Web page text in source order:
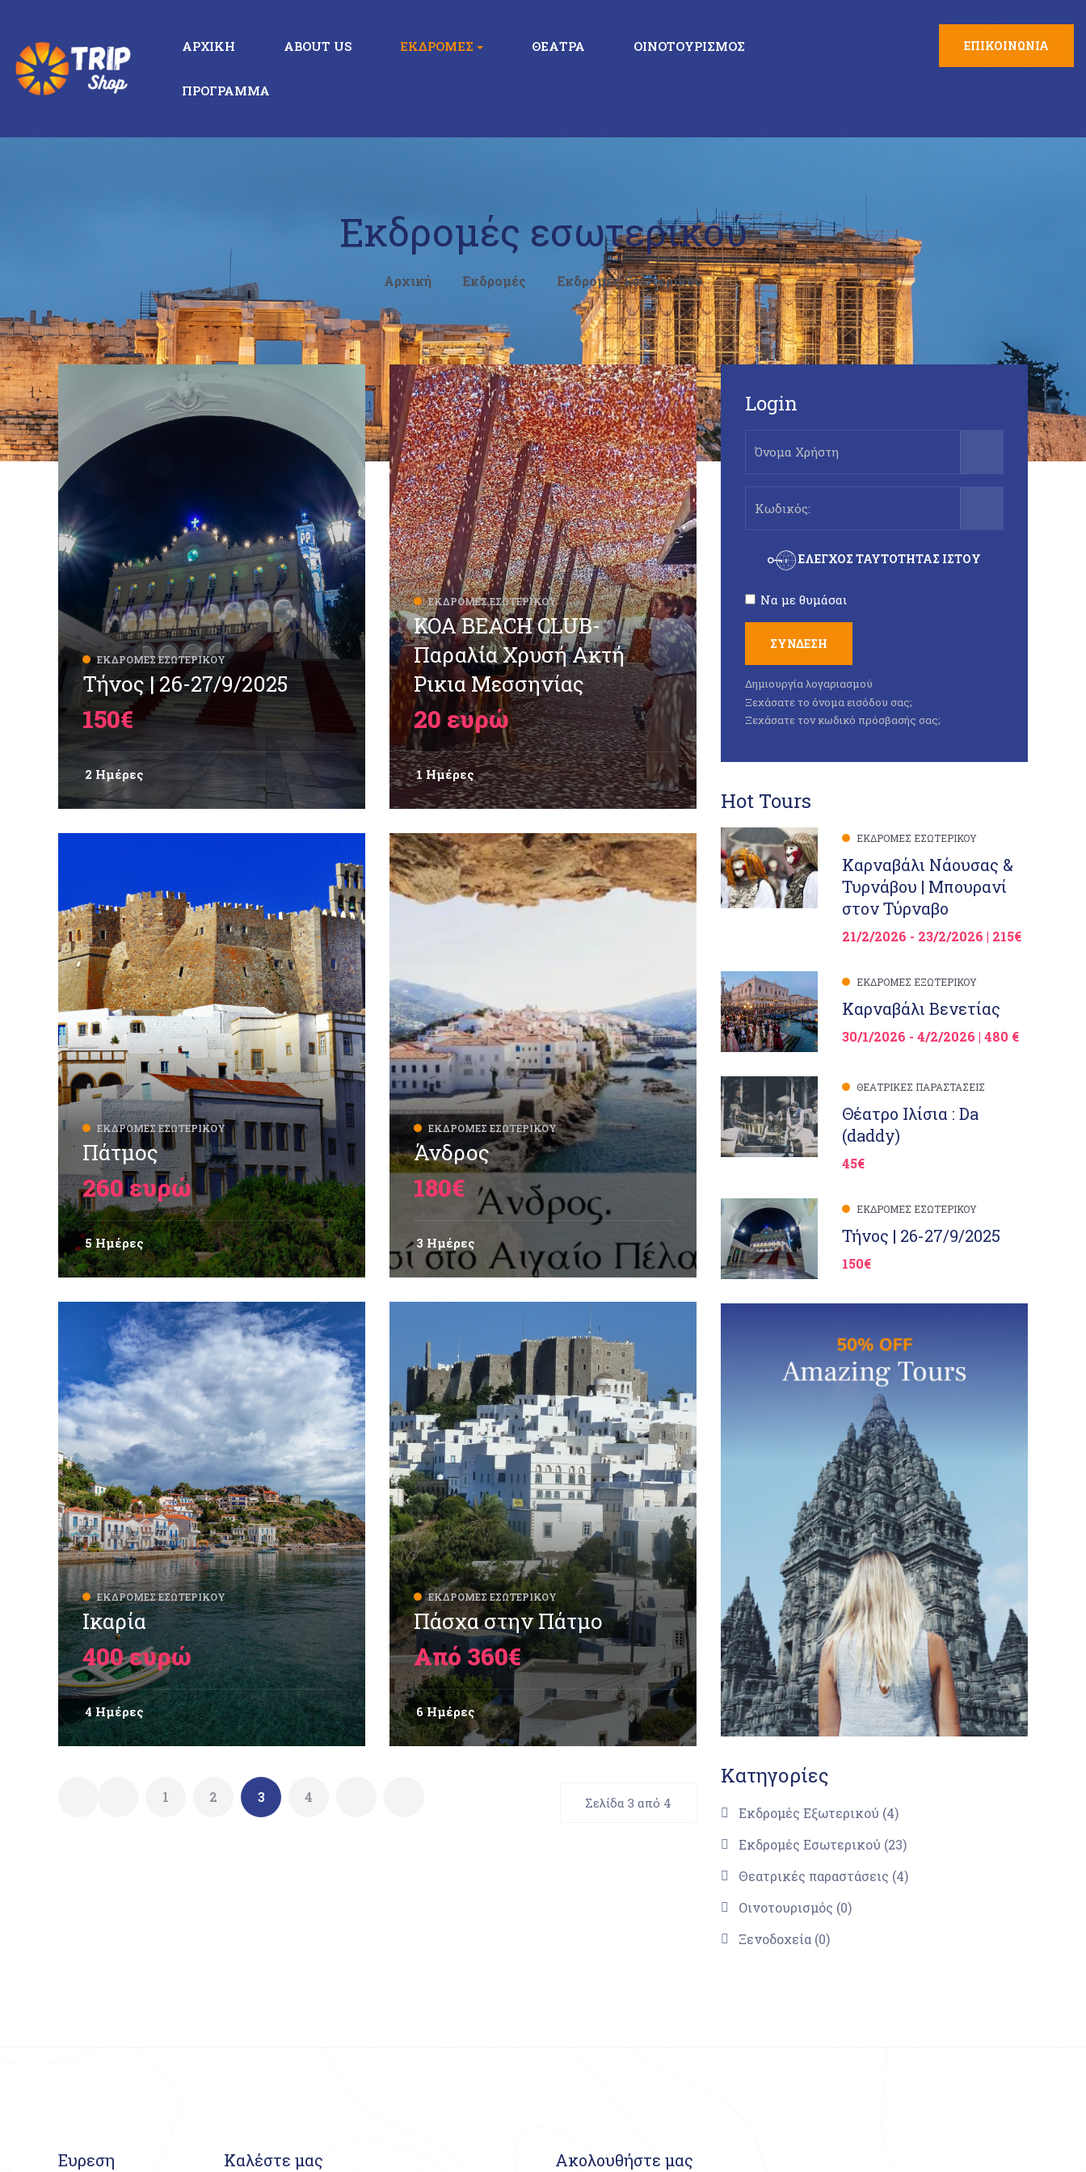
ΑΡΧΙΚΉ ABOUT US ΕΚΔΡΟΜΈΣ ΘΈΑΤΡΑ ΟΙΝΟΤΟΥΡΙΣΜΌΣ
ΠΡΌΓΡΑΜΜΑ
ΕΠΙΚΟΙΝΩΝΙΑ
Εκδρομές εσωτερικού
Αρχική Εκδρομές Εκδρομές Εσωτερικού
ΕΚΔΡΟΜΈΣ ΕΣΩΤΕΡΙΚΟΎ
Τήνος | 26-27/9/2025
150€
2 Ημέρες
ΕΚΔΡΟΜΈΣ ΕΣΩΤΕΡΙΚΟΎ
KOA BEACH CLUB-
Παραλία Χρυσή Ακτή
Ρικια Μεσσηνίας
20 ευρώ
1 Ημέρες
ΕΚΔΡΟΜΈΣ ΕΣΩΤΕΡΙΚΟΎ
Πάτμος
260 ευρώ
5 Ημέρες
ΕΚΔΡΟΜΈΣ ΕΣΩΤΕΡΙΚΟΎ
Άνδρος
180€
3 Ημέρες
ΕΚΔΡΟΜΈΣ ΕΣΩΤΕΡΙΚΟΎ
Ικαρία
400 ευρώ
4 Ημέρες
ΕΚΔΡΟΜΈΣ ΕΣΩΤΕΡΙΚΟΎ
Πάσχα στην Πάτμο
Από 360€
6 Ημέρες
Σελίδα 3 από 4
1 2 3 4
Login
Όνομα Χρήστη
ΈΛΕΓΧΟΣ ΤΑΥΤΌΤΗΤΑΣ ΙΣΤΟΎ
Να με θυμάσαι
ΣΎΝΔΕΣΗ
Δημιουργία λογαριασμού
Ξεχάσατε το όνομα εισόδου σας;
Ξεχάσατε τον κωδικό πρόσβασής σας;
Hot Tours
ΕΚΔΡΟΜΈΣ ΕΣΩΤΕΡΙΚΟΎ
Καρναβάλι Νάουσας &
Τυρνάβου | Μπουρανί
στον Τύρναβο
21/2/2026 - 23/2/2026 | 215€
ΕΚΔΡΟΜΈΣ ΕΞΩΤΕΡΙΚΟΎ
Καρναβάλι Βενετίας
30/1/2026 - 4/2/2026 | 480 €
ΘΕΑΤΡΙΚΈΣ ΠΑΡΑΣΤΆΣΕΙΣ
Θέατρο Ιλίσια : Da
(daddy)
45€
ΕΚΔΡΟΜΈΣ ΕΣΩΤΕΡΙΚΟΎ
Τήνος | 26-27/9/2025
150€
Κατηγορίες
Εκδρομές Εξωτερικού (4)
Εκδρομές Εσωτερικού (23)
Θεατρικές παραστάσεις (4)
Οινοτουρισμός (0)
Ξενοδοχεία (0)
Ευρεση Καλέστε μας Ακολουθήστε μας